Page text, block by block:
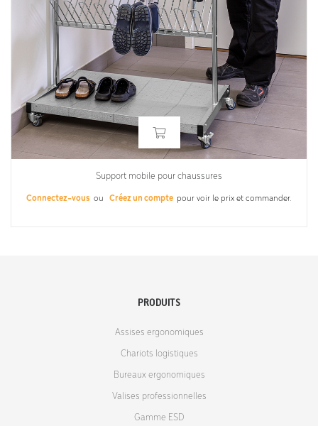
Support mobile pour chaussures
Connectez-vous ou Créez un compte pour voir le prix et commander.
PRODUITS
Assises ergonomiques
Chariots logistiques
Bureaux ergonomiques
Valises professionnelles
Gamme ESD